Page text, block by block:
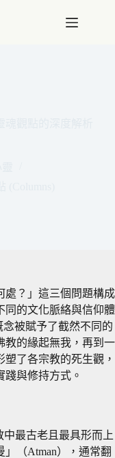
處？」這三個問題構成
同的文化脈絡與信仰體
念被賦予了截然不同的
教的緣起無我，再到一
了各宗教的死生觀，
與修持方式。
中最古老且最具形而上
（Atman），通常翻